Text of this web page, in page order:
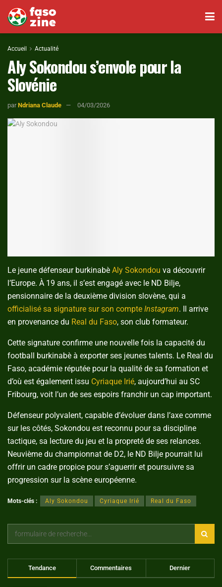
Accueil Actualité
Aly Sokondou s’envole pour la
Slovénie
par Ndriana Claude 04/03/2026
Le jeune défenseur burkinabè Aly Sokondou va découvrir
l’Europe. À 19 ans, il s’est engagé avec le ND Bilje,
pensionnaire de la deuxième division slovène, qui a
officialisé sa signature sur son compte Instagram. Il arrive
en provenance du Real du Faso, son club formateur.
Cette signature confirme une nouvelle fois la capacité du
football burkinabè à exporter ses jeunes talents. Le Real du
Faso, académie réputée pour la qualité de sa formation et
d’où est également issu Cyriaque Irié, aujourd’hui au SC
Fribourg, voit l’un de ses espoirs franchir un cap important.
Défenseur polyvalent, capable d’évoluer dans l’axe comme
sur les côtés, Sokondou est reconnu pour sa discipline
tactique, sa lecture du jeu et la propreté de ses relances.
Neuvième du championnat de D2, le ND Bilje pourrait lui
offrir un cadre propice pour s’aguerrir et poursuivre sa
progression sur la scène européenne.
Mots-clés : Aly Sokondou Cyriaque Irié Real du Faso
Tendance Commentaires Dernier